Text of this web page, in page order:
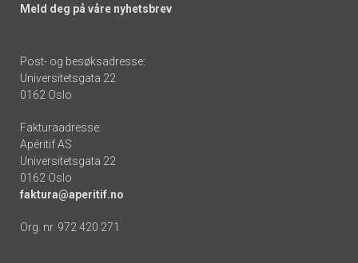
Meld deg på våre nyhetsbrev
Post- og besøksadresse:
Universitetsgata 22
0162 Oslo
Fakturaadresse:
Apéritif AS
Universitetsgata 22
0162 Oslo
faktura@aperitif.no
Org. nr. 972 420 271